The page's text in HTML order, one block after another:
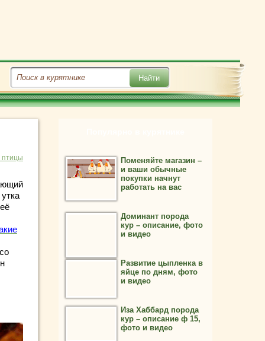
птицы
Поменяйте магазин –
и ваши обычные
покупки начнут
работать на вас
Доминант порода
кур – описание, фото
и видео
Развитие цыпленка в
яйце по дням, фото
и видео
Иза Хаббард порода
кур – описание ф 15,
фото и видео